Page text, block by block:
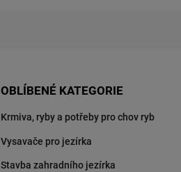
OBLÍBENÉ KATEGORIE
Krmiva, ryby a potřeby pro chov ryb
Vysavače pro jezírka
Stavba zahradního jezírka